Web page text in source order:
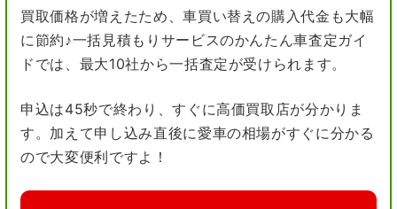
買取価格が増えたため、車買い替えの購入代金も大幅
に節約♪一括見積もりサービスのかんたん車査定ガイ
ドでは、最大10社から一括査定が受けられます。
申込は45秒で終わり、すぐに高価買取店が分かりま
す。加えて申し込み直後に愛車の相場がすぐに分かる
ので大変便利ですよ！